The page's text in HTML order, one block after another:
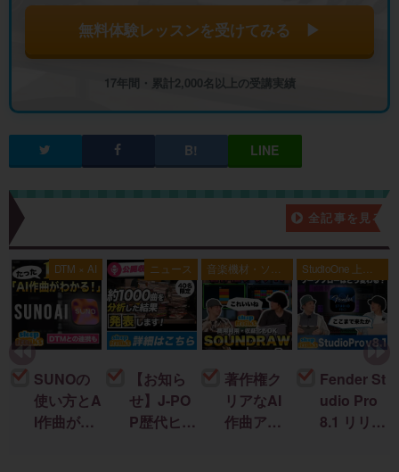
無料体験レッスンを受けてみる ▶
17年間・累計2,000名以上の受講実績
新着記事一覧 全記事を見る
DTM × AI
SUNOの
使い方とA
I作曲がわ
ニュース
【お知ら
せ】J-PO
P歴代ヒッ
音楽機材・ソフ
ト
著作権ク
リアなAI
作曲アプ
StudioOne 上級
者編
Fender St
udio Pro
8.1 リリー